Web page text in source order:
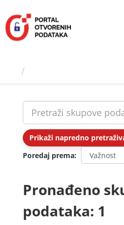
sadržaj
Prikaži napredno
Poredaj prema
Pronađeno
podataka: 1